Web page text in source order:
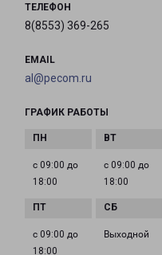
ТЕЛЕФОН
8(8553) 369-265
EMAIL
al@pecom.ru
ГРАФИК РАБОТЫ
с 09:00 до
18:00
с 09:00 до
18:00
с 09:00 до
18:00
Выходной